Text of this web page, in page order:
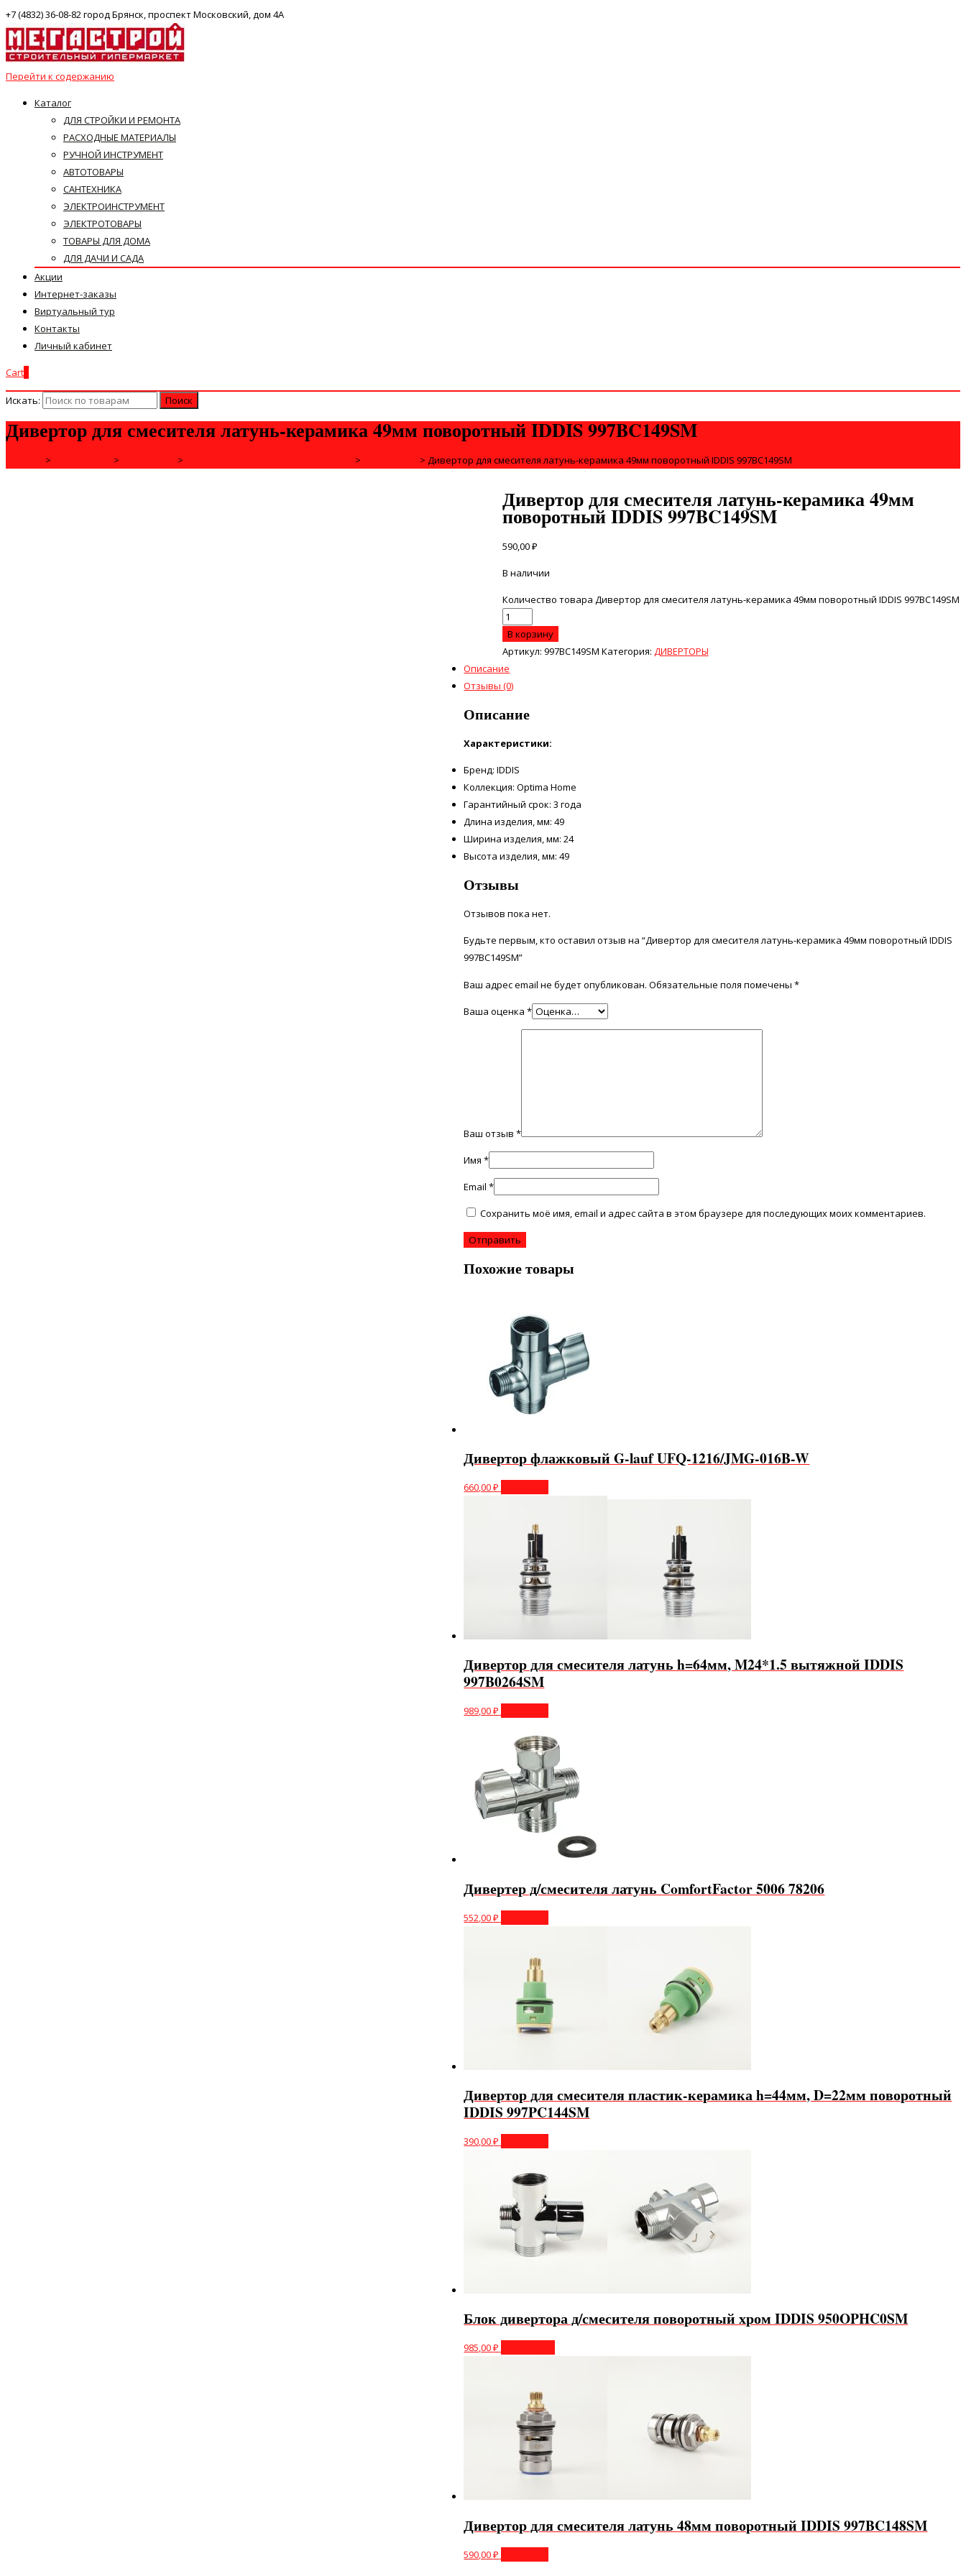
+7 (4832) 36-08-82 город Брянск, проспект Московский, дом 4А
Перейти к содержанию
Каталог
ДЛЯ СТРОЙКИ И РЕМОНТА
РАСХОДНЫЕ МАТЕРИАЛЫ
РУЧНОЙ ИНСТРУМЕНТ
АВТОТОВАРЫ
САНТЕХНИКА
ЭЛЕКТРОИНСТРУМЕНТ
ЭЛЕКТРОТОВАРЫ
ТОВАРЫ ДЛЯ ДОМА
ДЛЯ ДАЧИ И САДА
Акции
Интернет-заказы
Виртуальный тур
Контакты
Личный кабинет
Cart
Искать:
Дивертор для смесителя латунь-керамика 49мм поворотный IDDIS 997BC149SM
> > > > > Дивертор для смесителя латунь-керамика 49мм поворотный IDDIS 997BC149SM
Дивертор для смесителя латунь-керамика 49мм
поворотный IDDIS 997BC149SM
590,00₽
В наличии
Количество товара Дивертор для смесителя латунь-керамика 49мм поворотный IDDIS 997BC149SM
В корзину
Артикул: 997BC149SM Категория: ДИВЕРТОРЫ
Описание
Отзывы (0)
Описание
Характеристики:
Бренд: IDDIS
Коллекция: Optima Home
Гарантийный срок: 3 года
Длина изделия, мм: 49
Ширина изделия, мм: 24
Высота изделия, мм: 49
Отзывы
Отзывов пока нет.
Будьте первым, кто оставил отзыв на “Дивертор для смесителя латунь-керамика 49мм поворотный IDDIS
997BC149SM”
Ваш адрес email не будет опубликован. Обязательные поля помечены*
Ваша оценка*
Ваш отзыв*
Имя*
Email*
Сохранить моё имя, email и адрес сайта в этом браузере для последующих моих комментариев.
Похожие товары
Дивертор флажковый G-lauf UFQ-1216/JMG-016B-W
660,00₽
Дивертор для смесителя латунь h=64мм, M24*1.5 вытяжной IDDIS
997B0264SM
989,00₽
Дивертер д/смесителя латунь ComfortFactor 5006 78206
552,00₽
Дивертор для смесителя пластик-керамика h=44мм, D=22мм поворотный
IDDIS 997PC144SM
390,00₽
Блок дивертора д/смесителя поворотный хром IDDIS 950OPHC0SM
985,00₽
Дивертор для смесителя латунь 48мм поворотный IDDIS 997BC148SM
590,00₽